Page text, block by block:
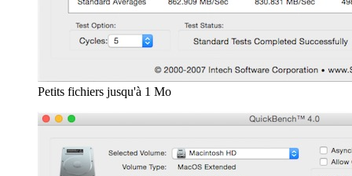
Petits fichiers jusqu'à 1 Mo